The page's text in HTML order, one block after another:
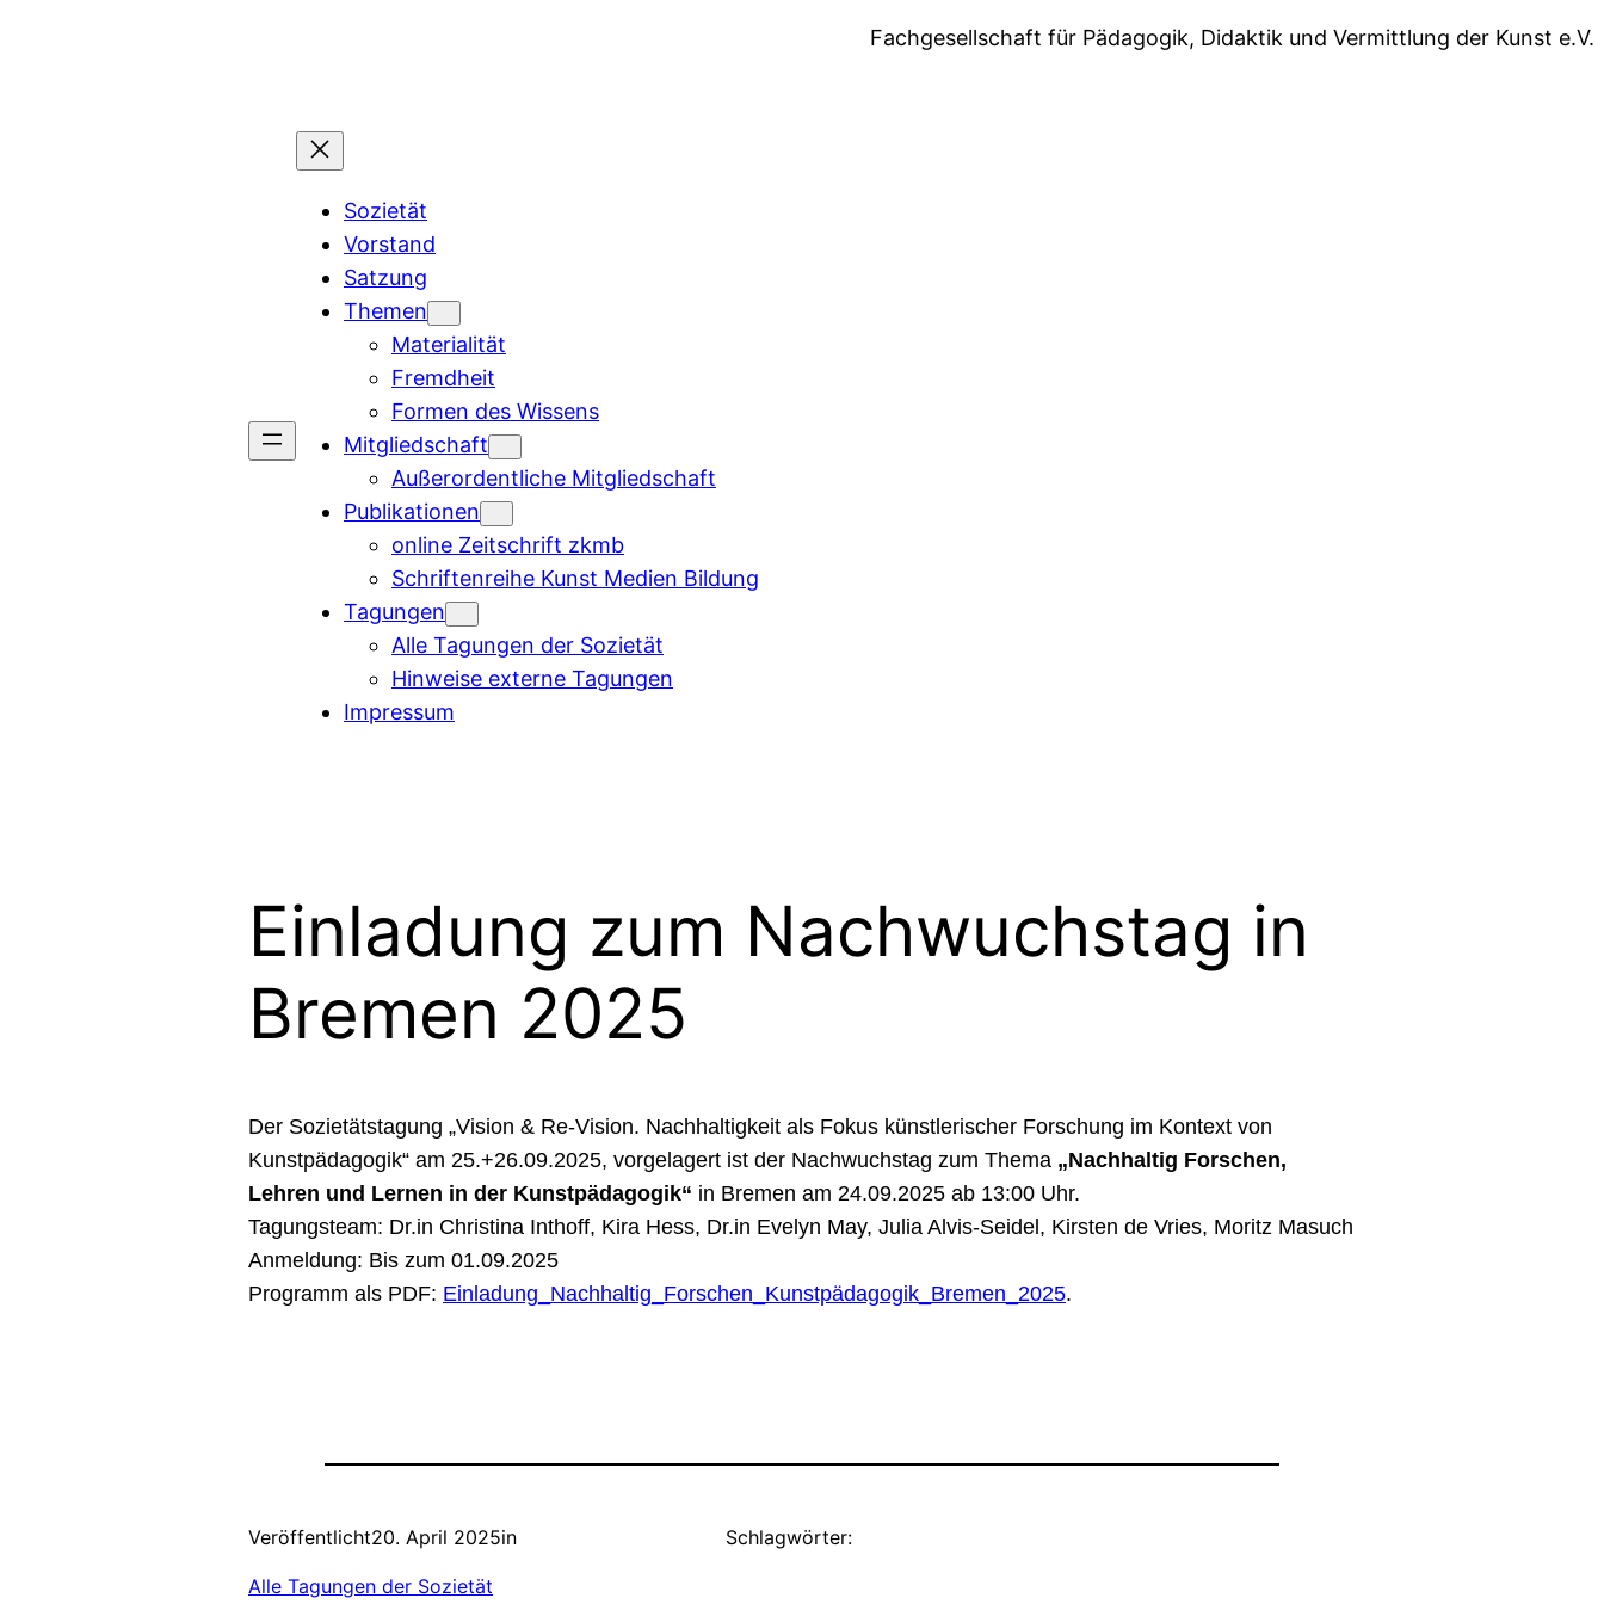
Fachgesellschaft für Pädagogik, Didaktik und Vermittlung der Kunst e.V.
Sozietät
Vorstand
Satzung
Themen
Materialität
Fremdheit
Formen des Wissens
Mitgliedschaft
Außerordentliche Mitgliedschaft
Publikationen
online Zeitschrift zkmb
Schriftenreihe Kunst Medien Bildung
Tagungen
Alle Tagungen der Sozietät
Hinweise externe Tagungen
Impressum
Einladung zum Nachwuchstag in
Bremen 2025
Der Sozietätstagung „Vision & Re-Vision. Nachhaltigkeit als Fokus künstlerischer Forschung im Kontext von
Kunstpädagogik“ am 25.+26.09.2025, vorgelagert ist der Nachwuchstag zum Thema „Nachhaltig Forschen,
Lehren und Lernen in der Kunstpädagogik“ in Bremen am 24.09.2025 ab 13:00 Uhr.
Tagungsteam: Dr.in Christina Inthoff, Kira Hess, Dr.in Evelyn May, Julia Alvis-Seidel, Kirsten de Vries, Moritz Masuch
Anmeldung: Bis zum 01.09.2025
Programm als PDF: Einladung_Nachhaltig_Forschen_Kunstpädagogik_Bremen_2025.
Veröffentlicht20. April 2025in
Alle Tagungen der Sozietät
Schlagwörter: